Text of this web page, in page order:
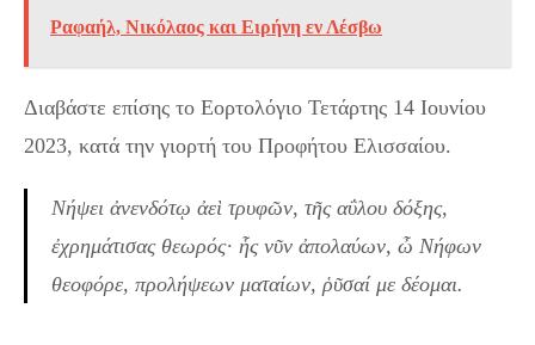
Ραφαήλ, Νικόλαος και Ειρήνη εν Λέσβω
Διαβάστε επίσης το Εορτολόγιο Τετάρτης 14 Ιουνίου
2023, κατά την γιορτή του Προφήτου Ελισσαίου.
Νήψει ἀνενδότῳ ἀεὶ τρυφῶν, τῆς αΰλου δόξης,
ἐχρημάτισας θεωρός· ἧς νῦν ἀπολαύων, ὦ Νήφων
θεοφόρε, προλήψεων ματαίων, ῥῦσαί με δέομαι.